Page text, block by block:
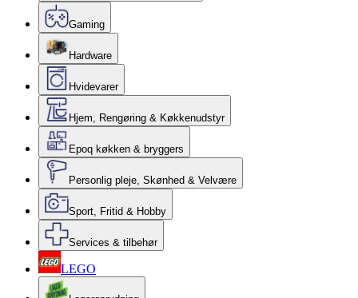
Gaming
Hardware
Hvidevarer
Hjem, Rengøring & Køkkenudstyr
Epoq køkken & bryggers
Personlig pleje, Skønhed & Velvære
Sport, Fritid & Hobby
Services & tilbehør
LEGO